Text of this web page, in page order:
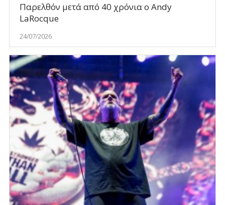
Παρελθόν μετά από 40 χρόνια ο Andy
LaRocque
24/07/2026